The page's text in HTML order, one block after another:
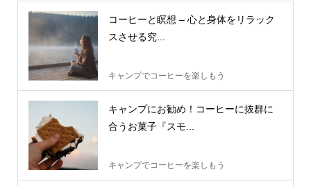
コーヒーと瞑想 – 心と身体をリラック
スさせる究...
キャンプでコーヒーを楽しもう
キャンプにお勧め！コーヒーに抜群に
合うお菓子『スモ...
キャンプでコーヒーを楽しもう